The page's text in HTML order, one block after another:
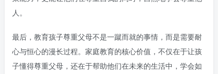
人。
最后，教育孩子尊重父母不是一蹴而就的事情，而是需要耐
心与恒心的漫长过程。家庭教育的核心价值，不仅在于让孩
子懂得尊重父母，还在于帮助他们在未来的生活中，学会如